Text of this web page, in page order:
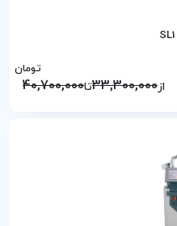
از33,300,000تا40,700,000
تومان